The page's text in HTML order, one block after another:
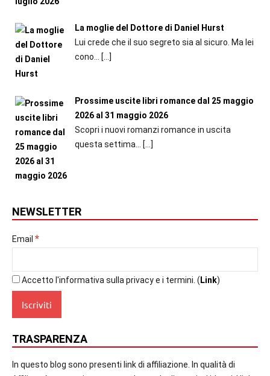
La moglie del Dottore di Daniel Hurst
Lui crede che il suo segreto sia al sicuro. Ma lei
cono...
[…]
Prossime uscite libri romance dal 25 maggio
2026 al 31 maggio 2026
Scopri i nuovi romanzi romance in uscita
questa settima...
[…]
NEWSLETTER
Email *
Accetto l'informativa sulla privacy e i termini. ( Link)
TRASPARENZA
In questo blog sono presenti link di affiliazione. In qualità di